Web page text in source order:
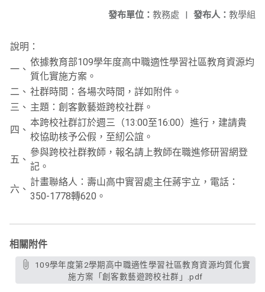
發布人： 教學組
發布單位： 教務處 |
說明：
一、
依據教育部109學年度高中職適性學習社區教育資源均
質化實施方案。
二、 社群時間：各場次時間，詳如附件。
三、 主題：創客數藝遊跨校社群。
四、
本跨校社群訂於週三（13:00至16:00）進行，建請貴
校協助核予公假，至紉公誼。
五、
參與跨校社群教師，報名請上教師在職進修研習網登
記。
六、
計畫聯絡人：壽山高中實習處主任蔣宇立，電話：
350-1778轉620。
相關附件
施方案「創客數藝遊跨校社群」.pdf